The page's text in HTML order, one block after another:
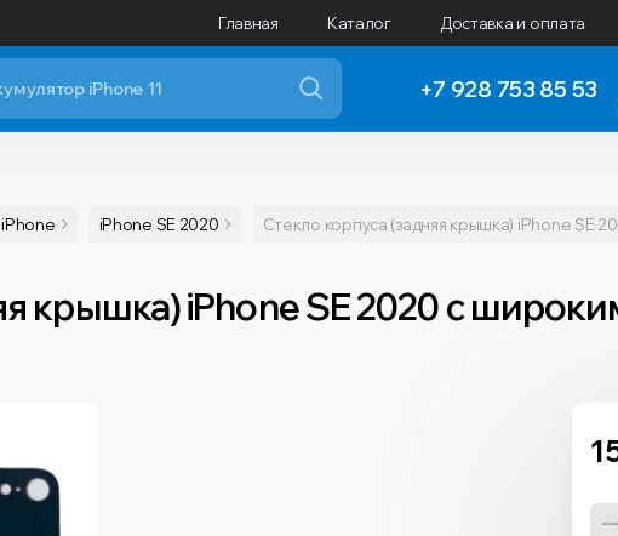
Главная Каталог Доставка и оплата
+7 928 753 85 53
iPhone iPhone SE 2020 Стекло корпуса (задняя крышка) iPhone SE
крышка) iPhone SE 2020 с